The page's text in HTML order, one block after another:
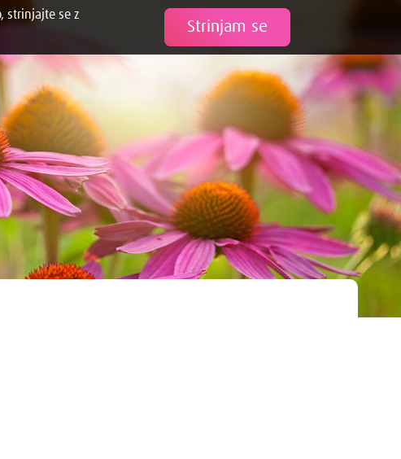
Strinjam se
strinjajte se z
Tweet